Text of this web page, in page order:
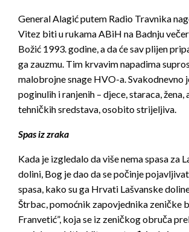
General Alagić putem Radio Travnika
Vitez biti u rukama ABiH na Badnju
Božić 1993. godine, a da će sav plijen
ga zauzmu. Tim krvavim napadima
malobrojne snage HVO-a. Svakodnevno
poginulih i ranjenih – djece, staraca, žena,
tehničkih sredstava, osobito strijeljiva.
Spas iz zraka
Kada je izgledalo da više nema spasa za
dolini, Bog je dao da se počinje
spasa, kako su ga Hrvati Lašvanske
Štrbac, pomoćnik zapovjednika zeničke
Franvetić”, koja se iz zeničkog obruča